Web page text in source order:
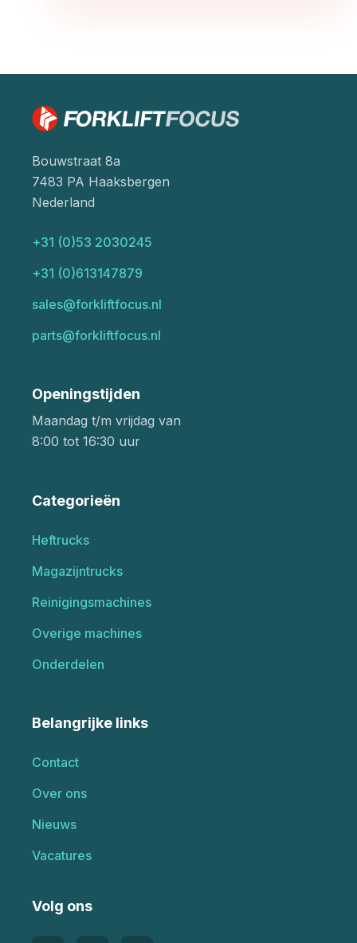
Bouwstraat 8a
7483 PA Haaksbergen
Nederland
+31 (0)53 2030245
+31 (0)613147879
sales@forkliftfocus.nl
parts@forkliftfocus.nl
Openingstijden
Maandag t/m vrijdag van
8:00 tot 16:30 uur
Categorieën
Heftrucks
Magazijntrucks
Reinigingsmachines
Overige machines
Onderdelen
Belangrijke links
Contact
Over ons
Nieuws
Vacatures
Volg ons